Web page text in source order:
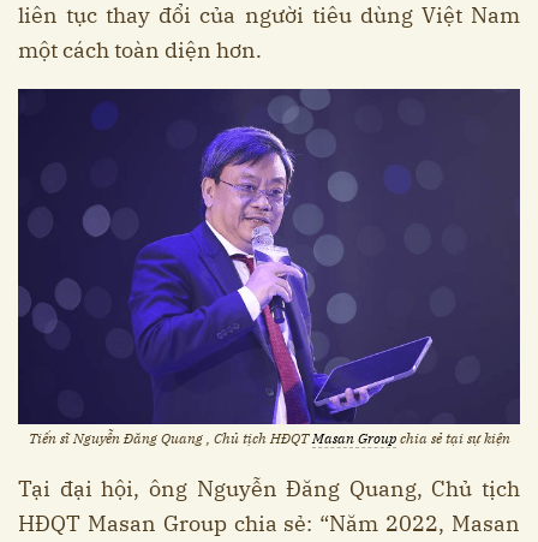
liên tục thay đổi của người tiêu dùng Việt Nam
một cách toàn diện hơn.
Tiến sĩ Nguyễn Đăng Quang , Chủ tịch HĐQTMasan Groupchia sẻ tại sự kiện
Tại đại hội, ông Nguyễn Đăng Quang, Chủ tịch
HĐQT Masan Group chia sẻ: “Năm 2022, Masan